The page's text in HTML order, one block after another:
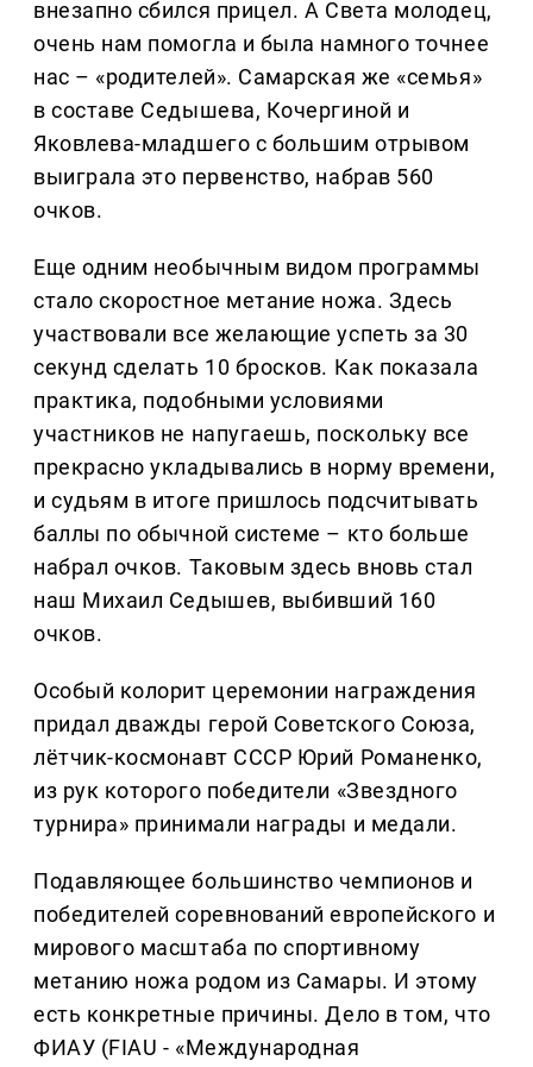
внезапно сбился прицел. А Света молодец,
очень нам помогла и была намного точнее
нас – «родителей». Самарская же «семья»
в составе Седышева, Кочергиной и
Яковлева-младшего с большим отрывом
выиграла это первенство, набрав 560
очков.
Еще одним необычным видом программы
стало скоростное метание ножа. Здесь
участвовали все желающие успеть за 30
секунд сделать 10 бросков. Как показала
практика, подобными условиями
участников не напугаешь, поскольку все
прекрасно укладывались в норму времени,
и судьям в итоге пришлось подсчитывать
баллы по обычной системе – кто больше
набрал очков. Таковым здесь вновь стал
наш Михаил Седышев, выбивший 160
очков.
Особый колорит церемонии награждения
придал дважды герой Советского Союза,
лётчик-космонавт СССР Юрий Романенко,
из рук которого победители «Звездного
турнира» принимали награды и медали.
Подавляющее большинство чемпионов и
победителей соревнований европейского и
мирового масштаба по спортивному
метанию ножа родом из Самары. И этому
есть конкретные причины. Дело в том, что
ФИАУ (FIAU - «Международная